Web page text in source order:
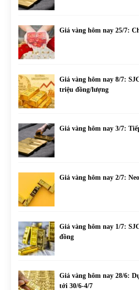
Giá vàng hôm nay 25/7:
Giá vàng hôm nay 8/7:
triệu đồng/lượng
Giá vàng hôm nay 3/7:
Giá vàng hôm nay 2/7:
Giá vàng hôm nay 1/7:
đồng
Giá vàng hôm nay 28/6:
tới 30/6-4/7